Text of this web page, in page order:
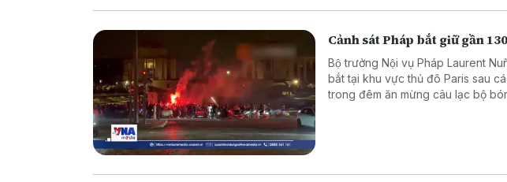
Cảnh sát Pháp bắt giữ gần
Bộ trưởng Nội vụ Pháp Laurent
bắt tại khu vực thủ đô Paris sau
trong đêm ăn mừng câu lạc bộ